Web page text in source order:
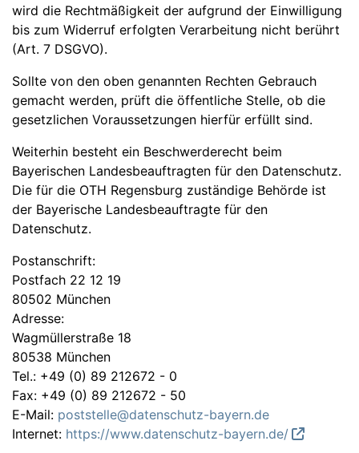
wird die Rechtmäßigkeit der aufgrund der Einwilligung
bis zum Widerruf erfolgten Verarbeitung nicht berührt
(Art. 7 DSGVO).
Sollte von den oben genannten Rechten Gebrauch
gemacht werden, prüft die öffentliche Stelle, ob die
gesetzlichen Voraussetzungen hierfür erfüllt sind.
Weiterhin besteht ein Beschwerderecht beim
Bayerischen Landesbeauftragten für den Datenschutz.
Die für die OTH Regensburg zuständige Behörde ist
der Bayerische Landesbeauftragte für den
Datenschutz.
Postanschrift:
Postfach 22 12 19
80502 München
Adresse:
Wagmüllerstraße 18
80538 München
Tel.: +49 (0) 89 212672 - 0
Fax: +49 (0) 89 212672 - 50
E-Mail: poststelle@datenschutz-bayern.de
Internet: https://www.datenschutz-bayern.de/